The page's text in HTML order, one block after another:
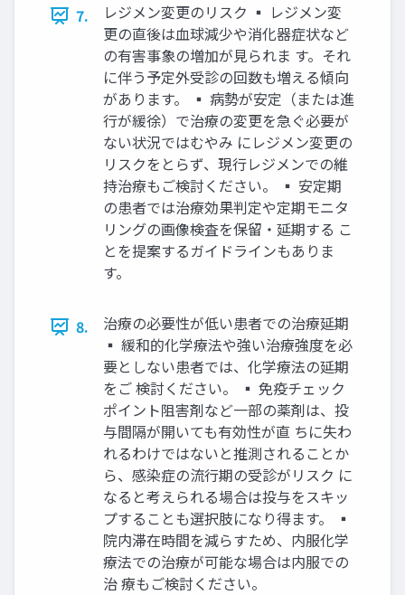
7.
レジメン変更のリスク ▪ レジメン変
更の直後は血球減少や消化器症状など
の有害事象の増加が見られま す。それ
に伴う予定外受診の回数も増える傾向
があります。 ▪ 病勢が安定（または進
行が緩徐）で治療の変更を急ぐ必要が
ない状況ではむやみ にレジメン変更の
リスクをとらず、現行レジメンでの維
持治療もご検討ください。 ▪ 安定期
の患者では治療効果判定や定期モニタ
リングの画像検査を保留・延期する こ
とを提案するガイドラインもありま
す。
8.
治療の必要性が低い患者での治療延期
▪ 緩和的化学療法や強い治療強度を必
要としない患者では、化学療法の延期
をご 検討ください。 ▪ 免疫チェック
ポイント阻害剤など一部の薬剤は、投
与間隔が開いても有効性が直 ちに失わ
れるわけではないと推測されることか
ら、感染症の流行期の受診がリスク に
なると考えられる場合は投与をスキッ
プすることも選択肢になり得ます。 ▪
院内滞在時間を減らすため、内服化学
療法での治療が可能な場合は内服での
治 療もご検討ください。